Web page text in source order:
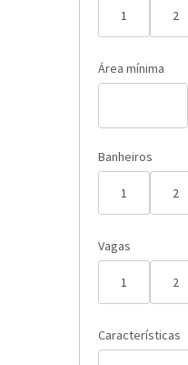
1 2
Área mínima
Banheiros
1 2
Vagas
1 2
Características